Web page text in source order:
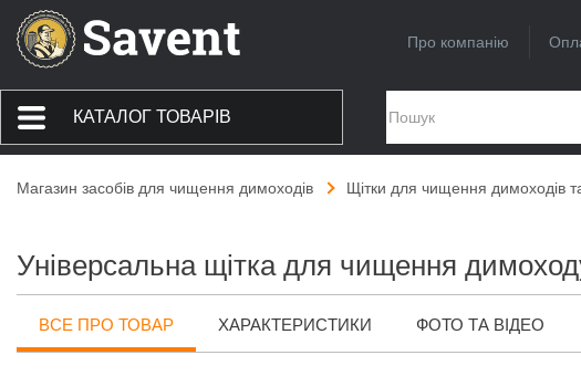
Про компанію
КАТАЛОГ ТОВАРІВ
Магазин засобів для чищення димоходів Щітки для чищення димоходів
Універсальна щітка для чищення
ВСЕ ПРО ТОВАР ХАРАКТЕРИСТИКИ ФОТО ТА ВІДЕО